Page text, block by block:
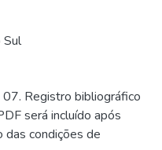
Sul
07. Registro bibliográfico
será incluído após
das condições de